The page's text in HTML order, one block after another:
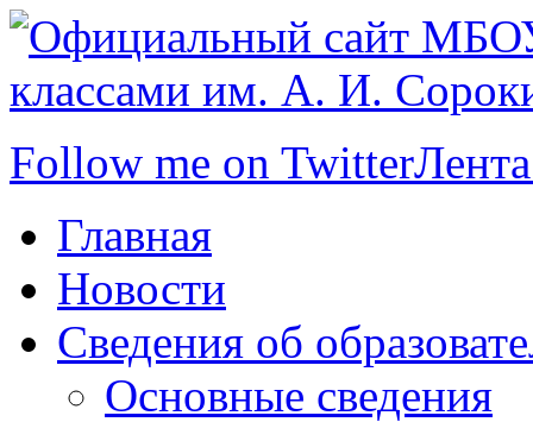
Follow me on Twitter
Главная
Новости
Сведения об
Основные сведения